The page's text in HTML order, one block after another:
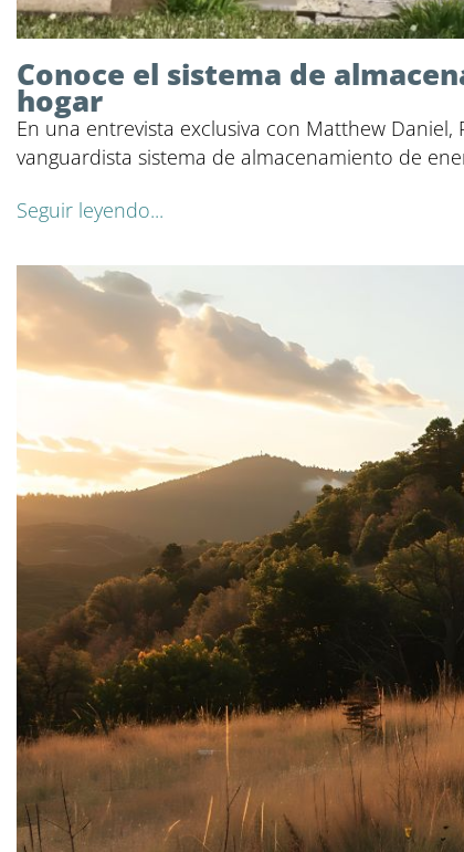
Conoce el sistema de
hogar
En una entrevista exclusiva con Matthew
vanguardista sistema de almacenamiento de
Seguir leyendo...